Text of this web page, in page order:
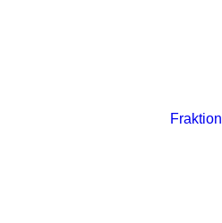
Fraktion